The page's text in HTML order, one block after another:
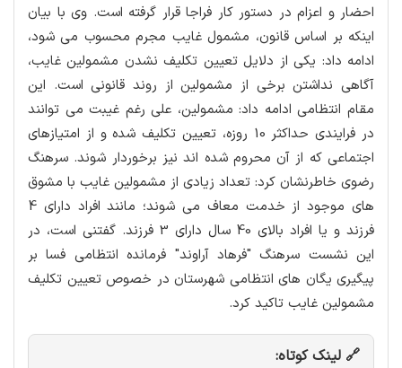
احضار و اعزام در دستور کار فراجا قرار گرفته است. وی با بیان
اینکه بر اساس قانون، مشمول غایب مجرم محسوب می شود،
ادامه داد: یکی از دلایل تعیین تکلیف نشدن مشمولین غایب،
آگاهی نداشتن برخی از مشمولین از روند قانونی است. این
مقام انتظامی ادامه داد: مشمولین، علی رغم غیبت می توانند
در فرایندی حداکثر 10 روزه، تعیین تکلیف شده و از امتیازهای
اجتماعی که از آن محروم شده اند نیز برخوردار شوند. سرهنگ
رضوی خاطرنشان کرد: تعداد زیادی از مشمولین غایب با مشوق
های موجود از خدمت معاف می شوند؛ مانند افراد دارای 4
فرزند و یا افراد بالای 40 سال دارای 3 فرزند.
گفتنی است، در
این نشست سرهنگ "فرهاد آراوند" فرمانده انتظامی فسا بر
پیگیری یگان های انتظامی شهرستان در خصوص تعیین تکلیف
مشمولین غایب تاکید کرد.
🔗 لینک کوتاه: